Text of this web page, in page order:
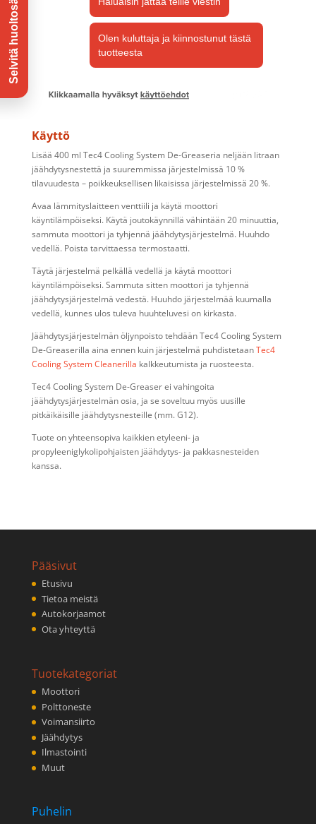
Käyttö
Lisää 400 ml Tec4 Cooling System De-Greaseria neljään litraan
jäähdytysnestettä ja suuremmissa järjestelmissä 10 %
tilavuudesta – poikkeuksellisen likaisissa järjestelmissä 20 %.
Avaa lämmityslaitteen venttiili ja käytä moottori
käyntilämpöiseksi. Käytä joutokäynnillä vähintään 20 minuuttia,
sammuta moottori ja tyhjennä jäähdytysjärjestelmä. Huuhdo
vedellä. Poista tarvittaessa termostaatti.
Täytä järjestelmä pelkällä vedellä ja käytä moottori
käyntilämpöiseksi. Sammuta sitten moottori ja tyhjennä
jäähdytysjärjestelmä vedestä. Huuhdo järjestelmää kuumalla
vedellä, kunnes ulos tuleva huuhteluvesi on kirkasta.
Jäähdytysjärjestelmän öljynpoisto tehdään Tec4 Cooling System
De-Greaserilla aina ennen kuin järjestelmä puhdistetaanTec4
Cooling System Cleanerilla kalkkeutumista ja ruosteesta.
Tec4 Cooling System De-Greaser ei vahingoita
jäähdytysjärjestelmän osia, ja se soveltuu myös uusille
pitkäikäisille jäähdytysnesteille (mm. G12).
Tuote on yhteensopiva kaikkien etyleeni- ja
propyleeniglykolipohjaisten jäähdytys- ja pakkasnesteiden
kanssa.
Pääsivut
Etusivu
Tietoa meistä
Autokorjaamot
Ota yhteyttä
Tuotekategoriat
Moottori
Polttoneste
Voimansiirto
Jäähdytys
Ilmastointi
Muut
Puhelin